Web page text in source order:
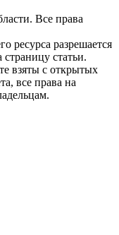
Все права
ресурса разрешается
статьи.
взяты с открытых
все права на